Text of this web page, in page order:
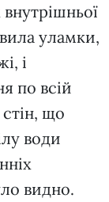
уламки,
і
по всій
що
води
видно.